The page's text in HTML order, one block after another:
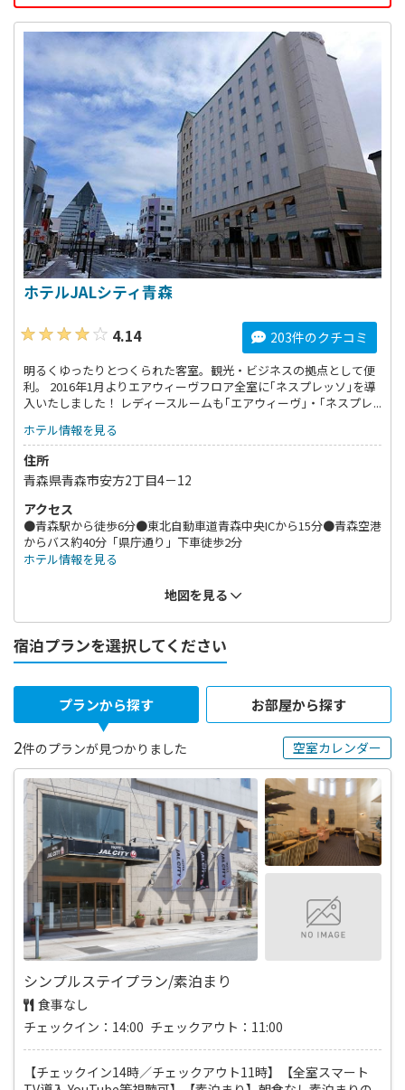
ホテルJALシティ青森
4.14
203件のクチコミ
明るくゆったりとつくられた客室。観光・ビジネスの拠点として便
利。 2016年1月よりエアウィーヴフロア全室に｢ネスプレッソ｣を導
入いたしました！ レディースルームも｢エアウィーヴ｣・｢ネスプレ
ホテル情報を見る
住所
青森県青森市安方2丁目4－12
アクセス
●青森駅から徒歩6分●東北自動車道青森中央ICから15分●青森空港
からバス約40分「県庁通り」下車徒歩2分
ホテル情報を見る
地図を見る
宿泊プランを選択してください
プランから探す お部屋から探す
2件のプランが見つかりました 空室カレンダー
シンプルステイプラン/素泊まり
食事なし
チェックイン：14:00 チェックアウト：11:00
【チェックイン14時／チェックアウト11時】【全室スマート